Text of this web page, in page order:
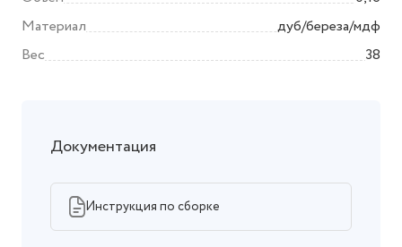
Материал
дуб/береза/мдф
Вес
38
Документация
Инструкция по сборке